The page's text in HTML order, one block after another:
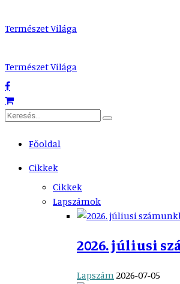
Természet Világa
Természet Világa
Főoldal
Cikkek
Cikkek
Lapszámok
2026. júliusi
Lapszám 2026-07-05